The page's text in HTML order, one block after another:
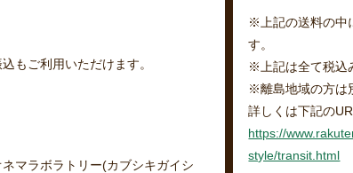
もご利用いただけます。
マラボラトリー(カブシキガイシ
※上記の送料の中
す。
※上記は全て税込
※離島地域の方は
詳しくは下記の
https://
style/transit.html